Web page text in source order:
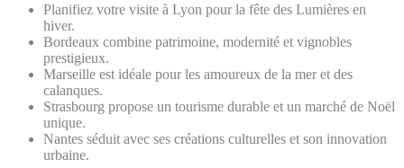
Planifiez votre visite à Lyon pour la fête des Lumières en
hiver.
Bordeaux combine patrimoine, modernité et vignobles
prestigieux.
Marseille est idéale pour les amoureux de la mer et des
calanques.
Strasbourg propose un tourisme durable et un marché de Noël
unique.
Nantes séduit avec ses créations culturelles et son innovation
urbaine.